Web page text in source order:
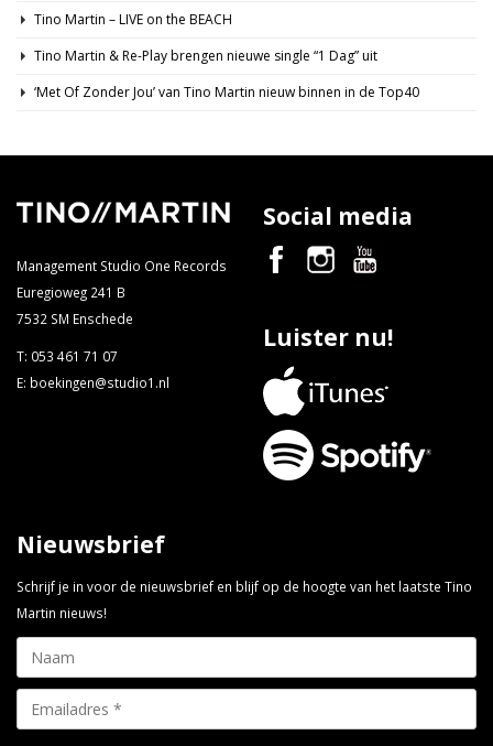
Tino Martin – LIVE on the BEACH
Tino Martin & Re-Play brengen nieuwe single “1 Dag” uit
‘Met Of Zonder Jou’ van Tino Martin nieuw binnen in de Top40
Management Studio One Records
Euregioweg 241 B
7532 SM Enschede
T: 053 461 71 07
E: boekingen@studio1.nl
Social media
Luister nu!
Nieuwsbrief
Schrijf je in voor de nieuwsbrief en blijf op de hoogte van het laatste Tino
Martin nieuws!